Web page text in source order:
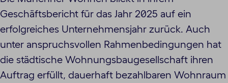
Geschäftsbericht für das Jahr 2025 auf ein
erfolgreiches Unternehmensjahr zurück. Auch
unter anspruchsvollen Rahmenbedingungen hat
die städtische Wohnungsbaugesellschaft ihren
Auftrag erfüllt, dauerhaft bezahlbaren Wohnraum